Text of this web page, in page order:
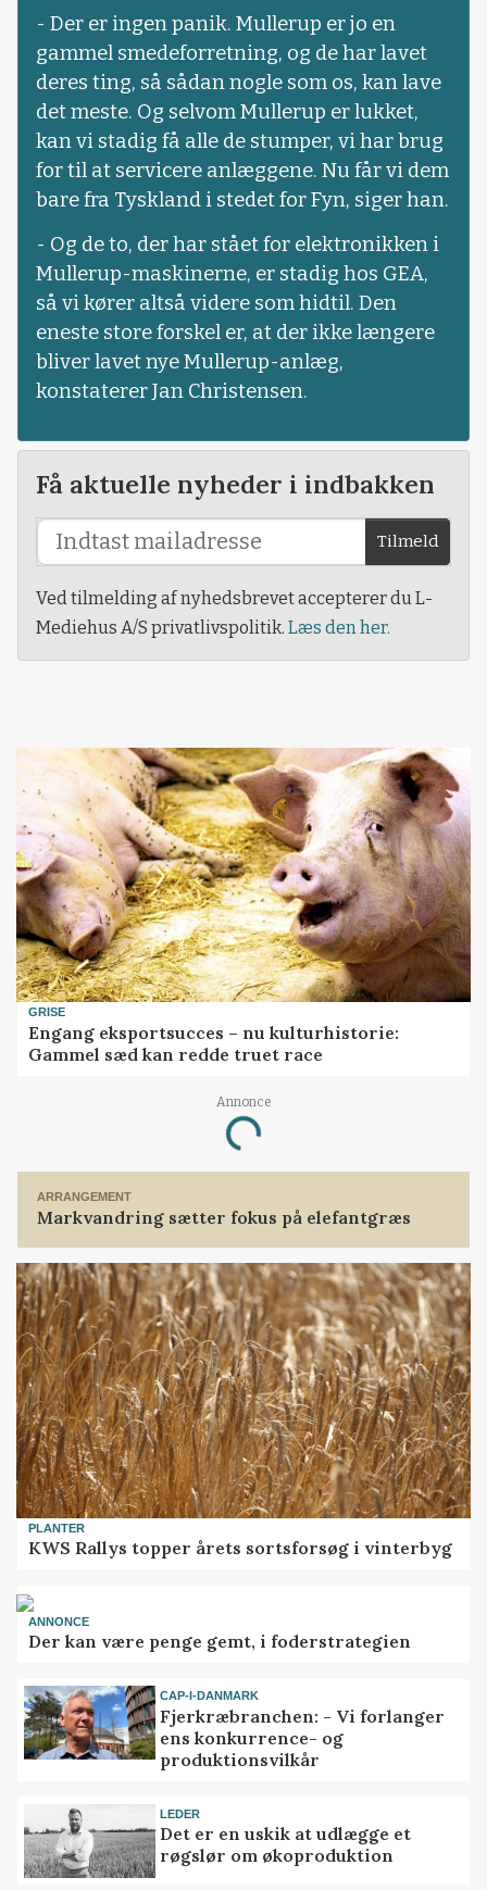
- Der er ingen panik. Mullerup er jo en
gammel smedeforretning, og de har lavet
deres ting, så sådan nogle som os, kan lave
det meste. Og selvom Mullerup er lukket,
kan vi stadig få alle de stumper, vi har brug
for til at servicere anlæggene. Nu får vi dem
bare fra Tyskland i stedet for Fyn, siger han.
- Og de to, der har stået for elektronikken i
Mullerup-maskinerne, er stadig hos GEA,
så vi kører altså videre som hidtil. Den
eneste store forskel er, at der ikke længere
bliver lavet nye Mullerup-anlæg,
konstaterer Jan Christensen.
Få aktuelle nyheder i indbakken
Tilmeld
Ved tilmelding af nyhedsbrevet accepterer du L-
Mediehus A/S privatlivspolitik. Læs den her.
GRISE
Engang eksportsucces – nu kulturhistorie:
Gammel sæd kan redde truet race
Annonce
Loading...
ARRANGEMENT
Markvandring sætter fokus på elefantgræs
PLANTER
KWS Rallys topper årets sortsforsøg i vinterbyg
ANNONCE
Der kan være penge gemt, i foderstrategien
CAP-I-DANMARK
Fjerkræbranchen: - Vi forlanger
ens konkurrence- og
produktionsvilkår
LEDER
Det er en uskik at udlægge et
røgslør om økoproduktion